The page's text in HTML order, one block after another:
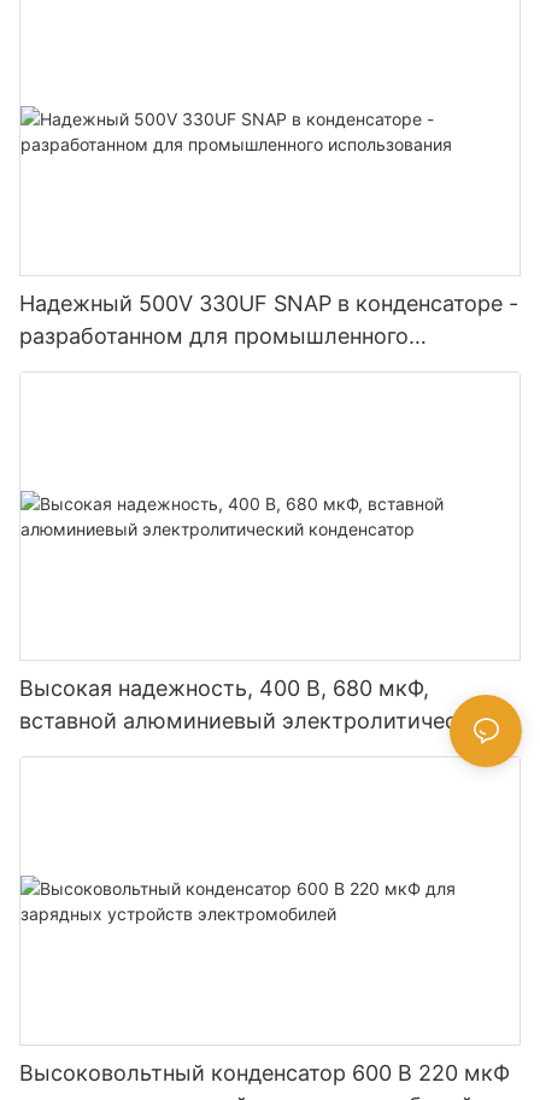
Надежный 500V 330UF SNAP в конденсаторе -
разработанном для промышленного
использования
Высокая надежность, 400 В, 680 мкФ,
вставной алюминиевый электролитический
конденсатор
Высоковольтный конденсатор 600 В 220 мкФ